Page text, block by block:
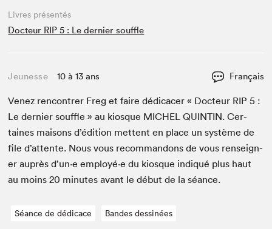
Livres présentés
Docteur RIP 5 : Le dernier souffle
Jeunesse 10 à 13 ans Français
Venez ren­con­tr­er Freg et faire dédi­cac­er « Doc­teur RIP 5 :
Le dernier souf­fle » au kiosque MICHEL QUINTIN. Cer­
taines maisons d’édi­tion met­tent en place un sys­tème de
file d’at­tente. Nous vous recom­man­dons de vous ren­seign­
er auprès d’un·e employé·e du kiosque indiqué plus haut
au moins20 min­utes avant le début de la séance.
Séance de dédicace Bandes dessinées